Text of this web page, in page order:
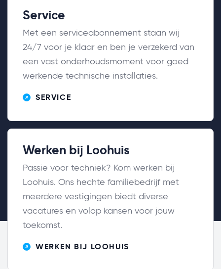
Service
Met een serviceabonnement staan wij
24/7 voor je klaar en ben je verzekerd van
een vast onderhoudsmoment voor goed
werkende technische installaties.
SERVICE
Werken bij Loohuis
Passie voor techniek? Kom werken bij
Loohuis. Ons hechte familiebedrijf met
meerdere vestigingen biedt diverse
vacatures en volop kansen voor jouw
toekomst.
WERKEN BIJ LOOHUIS